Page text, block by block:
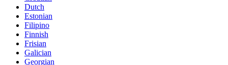
Dutch
Estonian
Filipino
Finnish
Frisian
Galician
Georgian